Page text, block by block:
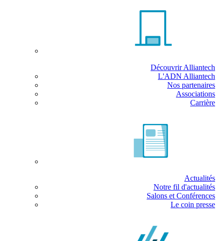
Découvrir Alliantech
L'ADN Alliantech
Nos partenaires
Associations
Carrière
Actualités
Notre fil d'actualités
Salons et Conférences
Le coin presse